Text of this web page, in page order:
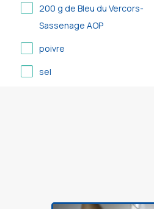
200 g de Bleu du Vercors-
Sassenage AOP
poivre
sel